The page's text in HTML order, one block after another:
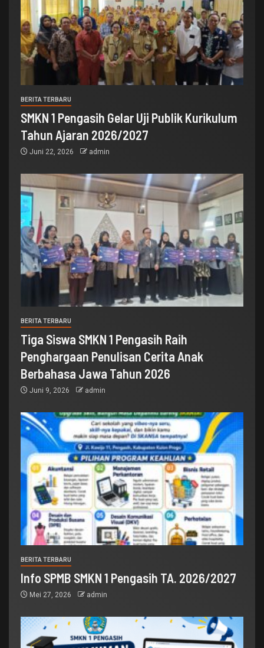
BERITA TERBARU
SMKN 1 Pengasih Gelar Uji Publik Kurikulum
Tahun Ajaran 2026/2027
Juni 22, 2026 admin
BERITA TERBARU
Tiga Siswa SMKN 1 Pengasih Raih
Penghargaan Penulisan Cerita Anak
Berbahasa Jawa Tahun 2026
Juni 9, 2026 admin
BERITA TERBARU
Info SPMB SMKN 1 Pengasih TA. 2026/2027
Mei 27, 2026 admin